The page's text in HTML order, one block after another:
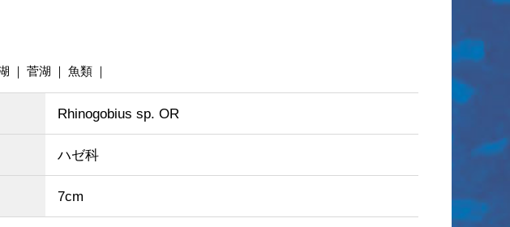
菅湖 魚類
Rhinogobius sp. OR
ハゼ科
7cm